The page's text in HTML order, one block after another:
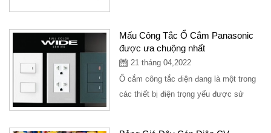
Mấu Công Tắc Ổ Cắm Panasonic
được ưa chuộng nhất
21 tháng 04,2022
Ổ cắm công tắc điện đang là một trong
các thiết bị điện trọng yếu được sử